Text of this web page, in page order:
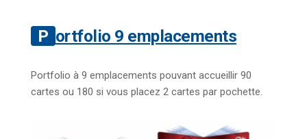
Portfolio 9 emplacements
Portfolio à 9 emplacements pouvant accueillir 90
cartes ou 180 si vous placez 2 cartes par pochette.